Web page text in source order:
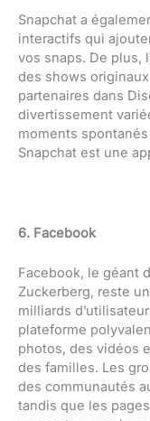
Snapchat a
interactifs qui
vos snaps. De plus,
des shows
partenaires dans
divertissement
moments
Snapchat est une
6. Facebook
Facebook, le géant
Zuckerberg, reste
milliards
plateforme
photos, des vidéos
des familles. Les
des communautés
tandis que les